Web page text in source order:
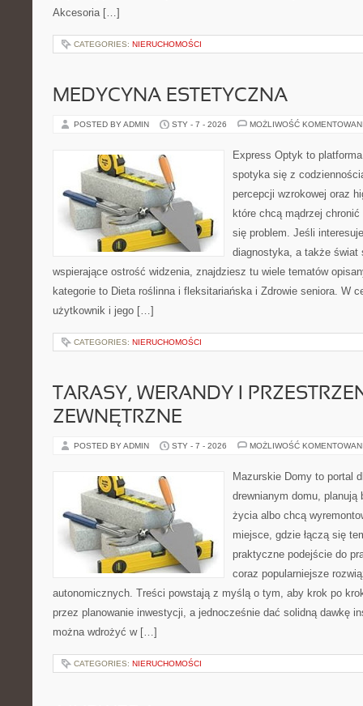
Akcesoria […]
CATEGORIES: NIERUCHOMOŚCI
MEDYCYNA ESTETYCZNA
POSTED BY ADMIN STY - 7 - 2026 MOŻLIWOŚĆ
Express Optyk to
spotyka się z
percepcji wzrokowej oraz
które chcą mądrzej
się problem. Jeśli
diagnostyka, a także świat
wspierające ostrość widzenia, znajdziesz tu wiele tematów
kategorie to Dieta roślinna i fleksitariańska i Zdrowie seniora. W
użytkownik i jego […]
CATEGORIES: NIERUCHOMOŚCI
TARASY, WERANDY I
ZEWNĘTRZNE
POSTED BY ADMIN STY - 7 - 2026 MOŻLIWOŚĆ
Mazurskie Domy to portal
drewnianym domu, planują
życia albo chcą
miejsce, gdzie łączą się
praktyczne podejście do
coraz popularniejsze
autonomicznych. Treści powstają z myślą o tym, aby krok po
przez planowanie inwestycji, a jednocześnie dać solidną dawkę
można wdrożyć w […]
CATEGORIES: NIERUCHOMOŚCI